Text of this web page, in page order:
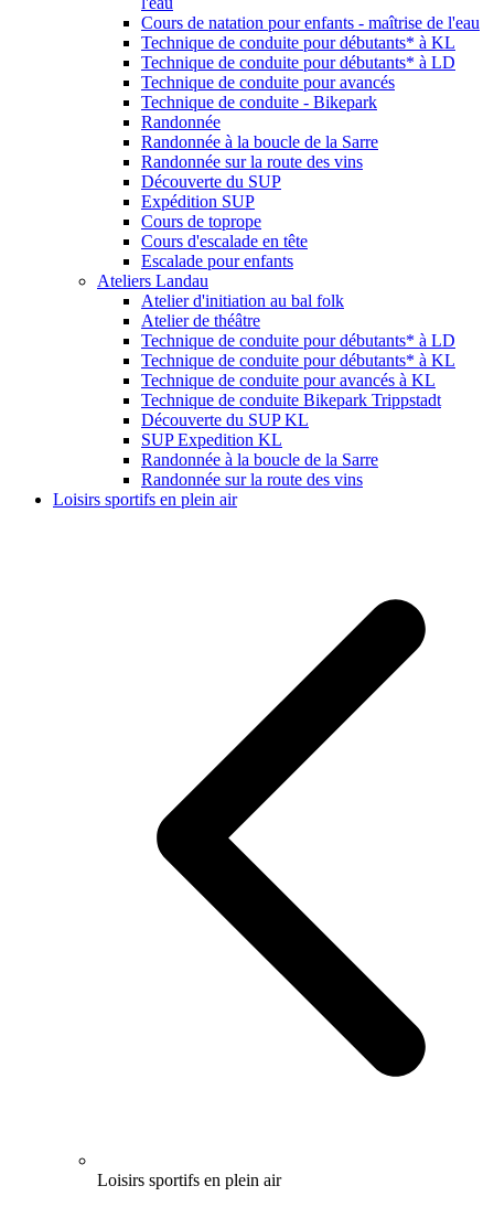
Cours de natation pour enfants - maîtrise de l'eau
Technique de conduite pour débutants* à KL
Technique de conduite pour débutants* à LD
Technique de conduite pour avancés
Technique de conduite - Bikepark
Randonnée
Randonnée à la boucle de la Sarre
Randonnée sur la route des vins
Découverte du SUP
Expédition SUP
Cours de toprope
Cours d'escalade en tête
Escalade pour enfants
Ateliers Landau
Atelier d'initiation au bal folk
Atelier de théâtre
Technique de conduite pour débutants* à LD
Technique de conduite pour débutants* à KL
Technique de conduite pour avancés à KL
Technique de conduite Bikepark Trippstadt
Découverte du SUP KL
SUP Expedition KL
Randonnée à la boucle de la Sarre
Randonnée sur la route des vins
Loisirs sportifs en plein air
Loisirs sportifs en plein air